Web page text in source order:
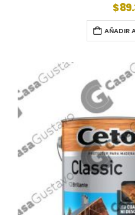
$
AÑADIR